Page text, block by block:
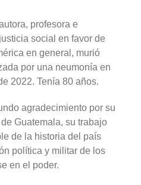
profesora e
social en favor de
en general, murió
por una neumonía en
2022. Tenía 80 años.
agradecimiento por su
Guatemala, su trabajo
de la historia del país
política y militar de los
en el poder.